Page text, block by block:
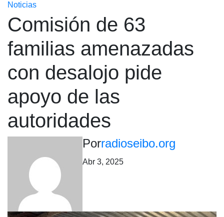
Noticias
Comisión de 63
familias amenazadas
con desalojo pide
apoyo de las
autoridades
Porradioseibo.org
Abr 3, 2025